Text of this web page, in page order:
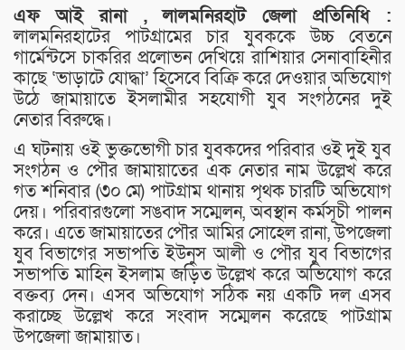
এফ আই রানা , লালমনিরহাট জেলা প্রতিনিধি :
লালমনিরহাটের পাটগ্রামের চার যুবককে উচ্চ বেতনে
গার্মেন্টসে চাকরির প্রলোভন দেখিয়ে রাশিয়ার সেনাবাহিনীর
কাছে ‘ভাড়াটে যোদ্ধা’ হিসেবে বিক্রি করে দেওয়ার অভিযোগ
উঠে জামায়াতে ইসলামীর সহযোগী যুব সংগঠনের দুই
নেতার বিরুদ্ধে।
এ ঘটনায় ওই ভুক্তভোগী চার যুবকদের পরিবার ওই দুই যুব
সংগঠন ও পৌর জামায়াতের এক নেতার নাম উল্লেখ করে
গত শনিবার (৩০ মে) পাটগ্রাম থানায় পৃথক চারটি অভিযোগ
দেয়। পরিবারগুলো সঙবাদ সম্মেলন, অবস্থান কর্মসূচী পালন
করে। এতে জামায়াতের পৌর আমির সোহেল রানা, উপজেলা
যুব বিভাগের সভাপতি ইউনুস আলী ও পৌর যুব বিভাগের
সভাপতি মাহিন ইসলাম জড়িত উল্লেখ করে অভিযোগ করে
বক্তব্য দেন। এসব অভিযোগ সঠিক নয় একটি দল এসব
করাচ্ছে উল্লেখ করে সংবাদ সম্মেলন করেছে পাটগ্রাম
উপজেলা জামায়াত।